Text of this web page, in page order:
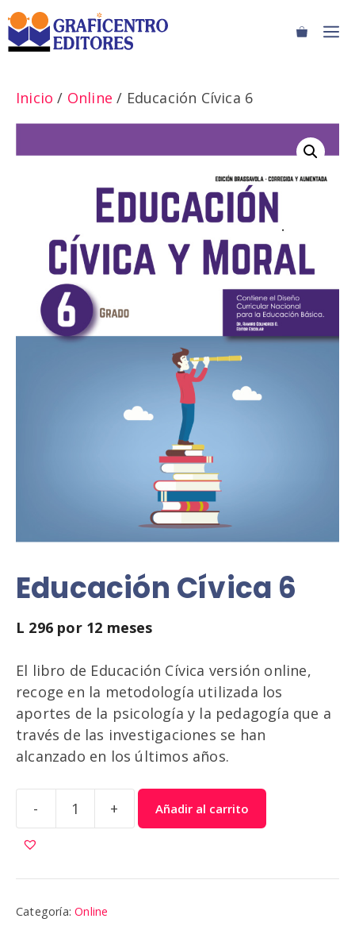
Saltar
al
contenido
Inicio / Online / Educación Cívica 6
Educación Cívica 6
L 296 por 12 meses
El libro de Educación Cívica versión online,
recoge en la metodología utilizada los
aportes de la psicología y la pedagogía que a
través de las investigaciones se han
alcanzado en los últimos años.
-
Educación
cantidad
+ Añadir al carrito
Categoría:Online